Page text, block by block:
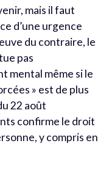
mais il faut
d’une urgence
du contraire, le
pas
mental même si le
» est de plus
22 août
confirme le droit
y compris en